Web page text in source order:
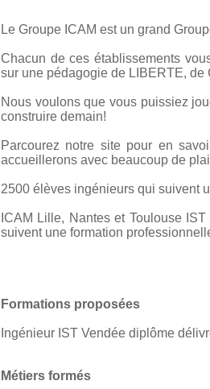
Le Groupe ICAM est un grand
Chacun de ces établissements
sur une pédagogie de LIBERTE,
Nous voulons que vous puissiez
construire demain!
Parcourez notre site pour en
accueillerons avec beaucoup de
2500 élèves ingénieurs qui suivent
ICAM Lille, Nantes et Toulouse
suivent une formation
Formations proposées
Ingénieur IST Vendée diplôme
Métiers formés